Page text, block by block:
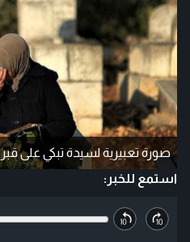
صورة تعبيرية لسيدة تبكي على قبر
استمع للخبر: